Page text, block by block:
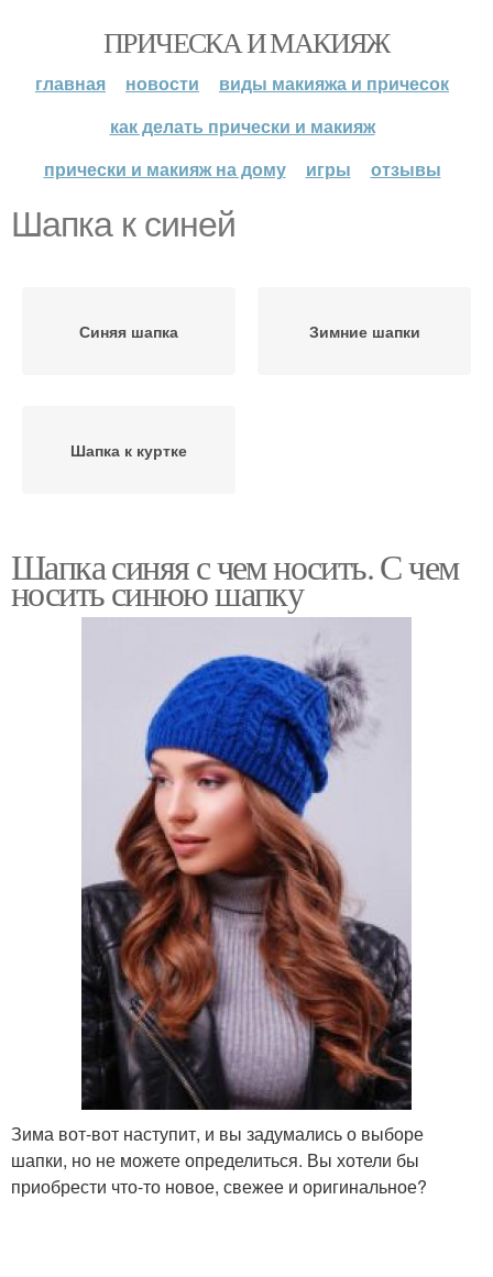
ПРИЧЕСКА И МАКИЯЖ
главная новости
виды макияжа и причесок
как делать прически и макияж
прически и макияж на дому
игры отзывы
Шапка к синей
Синяя шапка Зимние шапки
Шапка к куртке
Шапка синяя с чем носить. С чем
носить синюю шапку
Зима вот-вот наступит, и вы задумались о выборе
шапки, но не можете определиться. Вы хотели бы
приобрести что-то новое, свежее и оригинальное?